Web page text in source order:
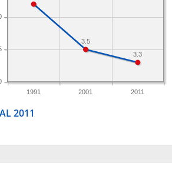
1991 2001 2011
3.3
3.5
2011